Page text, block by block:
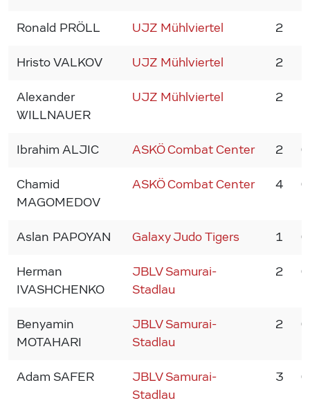
Ronald PRÖLL UJZ Mühlviertel 2
Hristo VALKOV UJZ Mühlviertel 2
Alexander
WILLNAUER
UJZ Mühlviertel 2
Ibrahim ALJIC ASKÖ Combat Center 2 0
Chamid
MAGOMEDOV
ASKÖ Combat Center 4 0
Aslan PAPOYAN Galaxy Judo Tigers 1 0
Herman
IVASHCHENKO
JBLV Samurai-
Stadlau
2 0
Benyamin
MOTAHARI
JBLV Samurai-
Stadlau
2 0
Adam SAFER
JBLV Samurai-
Stadlau
3 0